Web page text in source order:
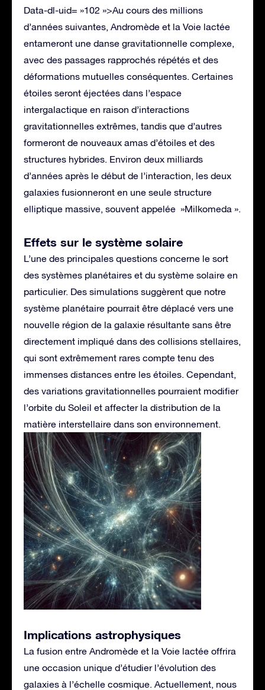
Data-dl-uid= »102 »>Au cours des millions
d’années suivantes, Andromède et la Voie lactée
entameront une danse gravitationnelle complexe,
avec des passages rapprochés répétés et des
déformations mutuelles conséquentes. Certaines
étoiles seront éjectées dans l’espace
intergalactique en raison d’interactions
gravitationnelles extrêmes, tandis que d’autres
formeront de nouveaux amas d’étoiles et des
structures hybrides. Environ deux milliards
d’années après le début de l’interaction, les deux
galaxies fusionneront en une seule structure
elliptique massive, souvent appelée »Milkomeda ».
Effets sur le système solaire
L’une des principales questions concerne le sort
des systèmes planétaires et du système solaire en
particulier. Des simulations suggèrent que notre
système planétaire pourrait être déplacé vers une
nouvelle région de la galaxie résultante sans être
directement impliqué dans des collisions stellaires,
qui sont extrêmement rares compte tenu des
immenses distances entre les étoiles. Cependant,
des variations gravitationnelles pourraient modifier
l’orbite du Soleil et affecter la distribution de la
matière interstellaire dans son environnement.
Implications astrophysiques
La fusion entre Andromède et la Voie lactée offrira
une occasion unique d’étudier l’évolution des
galaxies à l’échelle cosmique. Actuellement, nous